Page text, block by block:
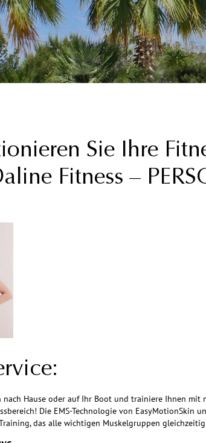
Sie Ihre
Fitness –
nach Hause oder auf Ihr Boot und trainiere Ihnen
Die EMS-Technologie von EasyMotionSkin
das alle wichtigen Muskelgruppen